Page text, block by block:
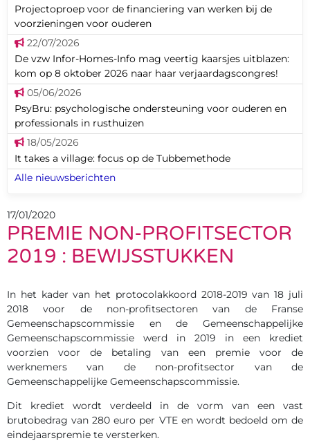
Projectoproep voor de financiering van werken bij de
voorzieningen voor ouderen
22/07/2026
De vzw Infor-Homes-Info mag veertig kaarsjes uitblazen:
kom op 8 oktober 2026 naar haar verjaardagscongres!
05/06/2026
PsyBru: psychologische ondersteuning voor ouderen en
professionals in rusthuizen
18/05/2026
It takes a village: focus op de Tubbemethode
Alle nieuwsberichten
17/01/2020
PREMIE NON-PROFITSECTOR
2019 : BEWIJSSTUKKEN
In het kader van het protocolakkoord 2018-2019 van 18 juli
2018 voor de non-profitsectoren van de Franse
Gemeenschapscommissie en de Gemeenschappelijke
Gemeenschapscommissie werd in 2019 in een krediet
voorzien voor de betaling van een premie voor de
werknemers van de non-profitsector van de
Gemeenschappelijke Gemeenschapscommissie.
Dit krediet wordt verdeeld in de vorm van een vast
brutobedrag van 280 euro per VTE en wordt bedoeld om de
eindejaarspremie te versterken.